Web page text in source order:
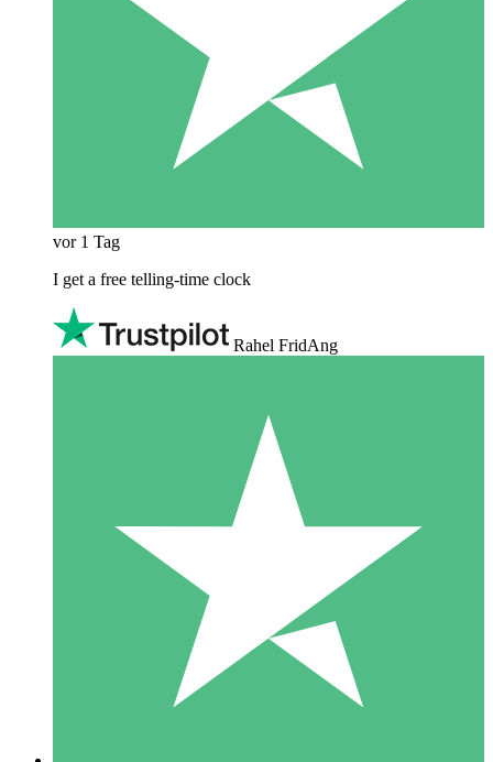
vor 1 Tag
I get a free telling-time clock
Rahel FridAng